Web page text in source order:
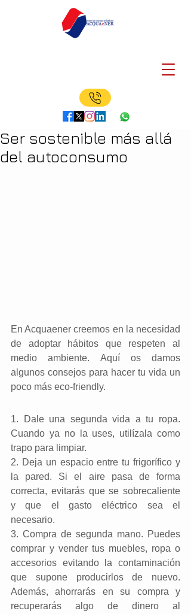
Ser sostenible más allá
del autoconsumo
En Acquaener creemos en la necesidad
de adoptar hábitos que respeten al
medio ambiente. Aquí os damos
algunos consejos para hacer tu vida un
poco más eco-friendly.
1. Dale una segunda vida a tu ropa.
Cuando ya no la uses, utilízala como
trapo para limpiar.
2. Deja un espacio entre tu frigorífico y
la pared. Si el aire pasa de forma
correcta, evitarás que se sobrecaliente
y que el gasto eléctrico sea el
necesario.
3. Compra de segunda mano. Puedes
comprar y vender tus muebles, ropa o
accesorios evitando la contaminación
que supone producirlos de nuevo.
Además, ahorrarás en su compra y
recuperarás algo de dinero al